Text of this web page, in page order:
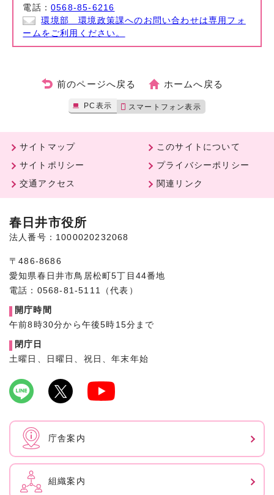
電話：0568-85-6216
環境部 環境政策課へのお問い合わせは専用フォ
ームをご利用ください。
前のページへ戻る ホームへ戻る
PC表示 スマートフォン表示
サイトマップ
このサイトについて
サイトポリシー
プライバシーポリシー
交通アクセス
関連リンク
春日井市役所
法人番号：1000020232068
〒486-8686
愛知県春日井市鳥居松町5丁目44番地
電話：0568-81-5111（代表）
開庁時間
午前8時30分から午後5時15分まで
閉庁日
土曜日、日曜日、祝日、年末年始
庁舎案内
組織案内